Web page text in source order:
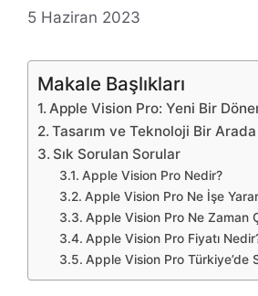
5 Haziran 2023
Makale Başlıkları
Apple Vision Pro: Yeni Bir
Tasarım ve Teknoloji Bir Arada
Sık Sorulan Sorular
Apple Vision Pro Nedir?
Apple Vision Pro Ne İşe
Apple Vision Pro Ne Zaman
Apple Vision Pro Fiyatı
Apple Vision Pro Türkiye’de